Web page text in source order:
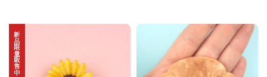
新品限量販售中